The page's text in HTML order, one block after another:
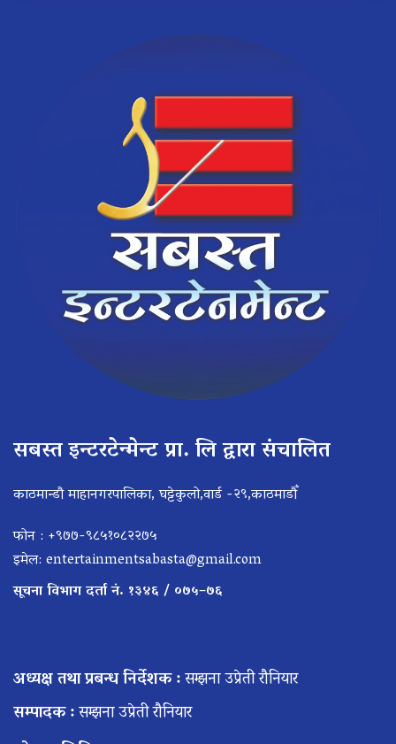
सबस्त इन्टरटेन्मेन्ट प्रा. लि द्वारा संचालित
काठमान्डौ माहानगरपालिका, घट्टेकुलो,वार्ड -२९,काठमाडौँ
फोन : +९७७-९८५१०८२२७५
इमेल: entertainmentsabasta@gmail.com
सूचना विभाग दर्ता नं. १३४६ / ०७५–७६
अध्यक्ष तथा प्रबन्ध निर्देशक :सम्झना उप्रेती रौनियार
सम्पादक :सम्झना उप्रेती रौनियार